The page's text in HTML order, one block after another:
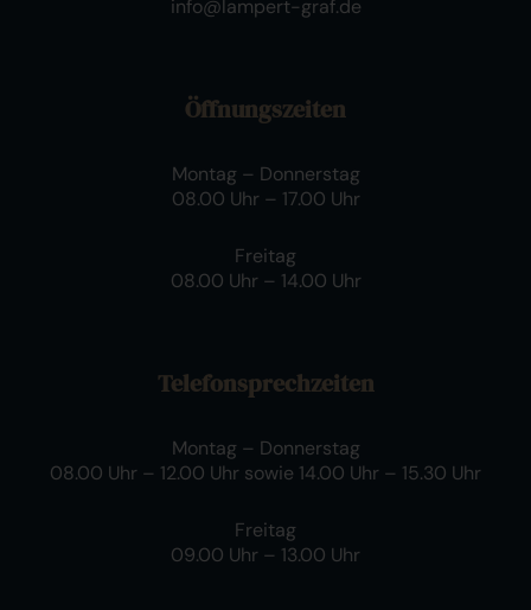
info@lampert-graf.de
Öffnungszeiten
Montag – Donnerstag
08.00 Uhr – 17.00 Uhr
Freitag
08.00 Uhr – 14.00 Uhr
Telefonsprechzeiten
Montag – Donnerstag
08.00 Uhr – 12.00 Uhr sowie 14.00 Uhr – 15.30 Uhr
Freitag
09.00 Uhr – 13.00 Uhr